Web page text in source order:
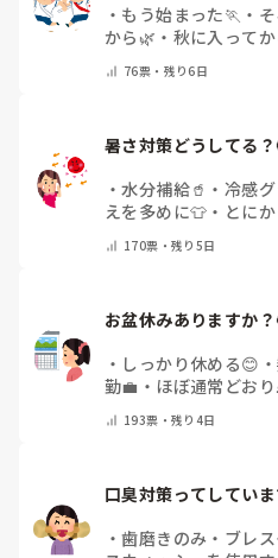
・ もう始まった🏃 ・
から🌿 ・ 秋に入って
76票・ 残り6日
暑さ対策どうしてる
・水分補給🥤 ・ 冷感
えを多めに👕 ・ とに
170票・残り5日
お盆休みありますか
・ しっかり休める😊 ・
勤💼 ・ ほぼ通常どお
193票・残り4日
口臭対策ってしていま
・歯磨きのみ ・ ブレ